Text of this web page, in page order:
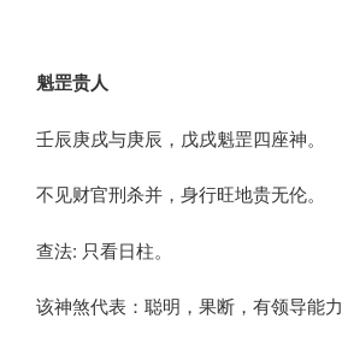
魁罡贵人
壬辰庚戌与庚辰，戊戌魁罡四座神。
不见财官刑杀并，身行旺地贵无伦。
查法: 只看日柱。
该神煞代表：聪明，果断，有领导能力